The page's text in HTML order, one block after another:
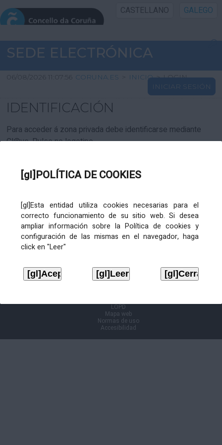
[gl]POLÍTICA DE COOKIES
[gl]Esta entidad utiliza cookies necesarias para el
correcto funcionamiento de su sitio web. Si desea
ampliar información sobre la Política de cookies y
configuración de las mismas en el navegador, haga
click en "Leer"
CASTELLANO GALEGO
INICIO SEDE
INICIO
INFORMACIÓN PÚBLICA
CARTAFOL CIDADÁN
SEDE ELECTRÓNICA
06/08/2026 11:07:56 CORUNA.ES > INICIO > LOGIN
INICIAR SESIÓN
IDENTIFICACIÓN
Para acceder á zona privada debe identificarse mediante
Cl@ve. Pulse no logotipo
LOPD
Mapa web
Normas de uso
Accesibilidad